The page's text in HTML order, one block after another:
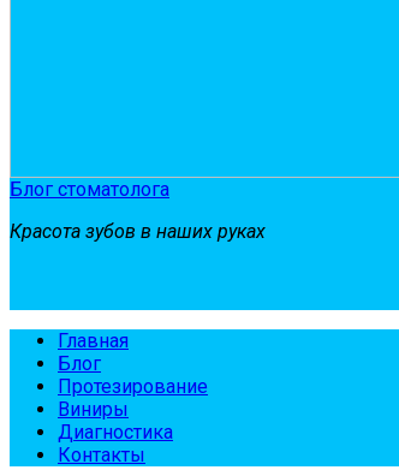
Блог стоматолога
Красота зубов в наших руках
Главная
Блог
Протезирование
Виниры
Диагностика
Контакты